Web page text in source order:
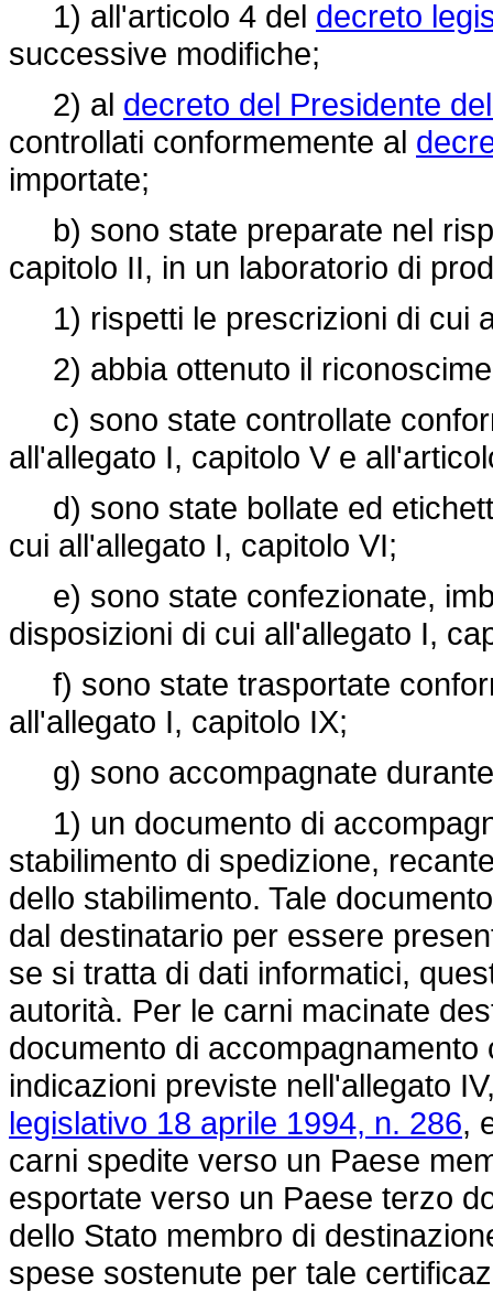
1) all'articolo 4 del decreto
successive modifiche;
2) al decreto del Presidente
controllati conformemente al
importate;
b) sono state preparate nel
capitolo II, in un laboratorio di
1) rispetti le prescrizioni di cui
2) abbia ottenuto il
c) sono state controllate
all'allegato I, capitolo V e
d) sono state bollate ed
cui all'allegato I, capitolo VI;
e) sono state confezionate,
disposizioni di cui all'allegato I,
f) sono state trasportate
all'allegato I, capitolo IX;
g) sono accompagnate
1) un documento di
stabilimento di spedizione,
dello stabilimento. Tale
dal destinatario per essere
se si tratta di dati informatici,
autorità. Per le carni macinate
documento di
indicazioni previste nell'allegato
legislativo 18 aprile 1994, n. 286,
carni spedite verso un Paese
esportate verso un Paese terzo
dello Stato membro di
spese sostenute per tale